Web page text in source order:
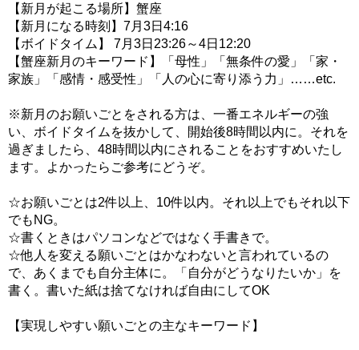
【新月が起こる場所】蟹座
【新月になる時刻】7月3日4:16
【ボイドタイム】 7月3日23:26～4日12:20
【蟹座新月のキーワード】「母性」「無条件の愛」「家・
家族」「感情・感受性」「人の心に寄り添う力」……etc.
※新月のお願いごとをされる方は、一番エネルギーの強
い、ボイドタイムを抜かして、開始後8時間以内に。それを
過ぎましたら、48時間以内にされることをおすすめいたし
ます。よかったらご参考にどうぞ。
☆お願いごとは2件以上、10件以内。それ以上でもそれ以下
でもNG。
☆書くときはパソコンなどではなく手書きで。
☆他人を変える願いごとはかなわないと言われているの
で、あくまでも自分主体に。「自分がどうなりたいか」を
書く。書いた紙は捨てなければ自由にしてOK
【実現しやすい願いごとの主なキーワード】